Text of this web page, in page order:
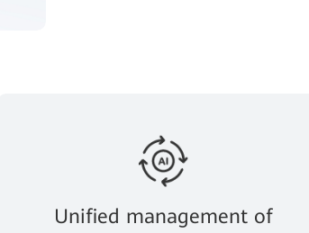
Unified management of